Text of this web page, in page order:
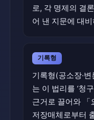
로, 각 명제의 결
어 낸 지문에 대
기록형
기록형(공소장·
는 이 법리를 ‘청
근거로 끌어와 「
저장매체로부터